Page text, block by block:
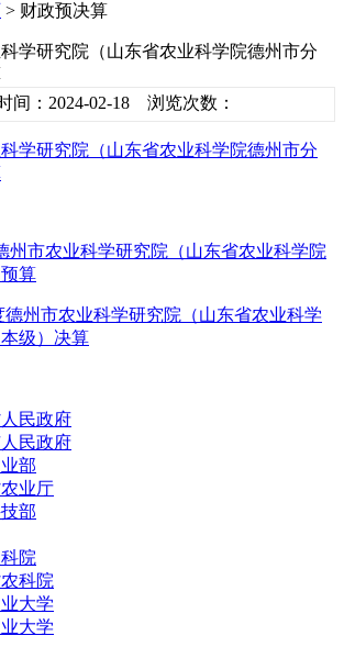
> 财政预决算
学研究院（山东省农业科学院德州市分
间：2024-02-18 浏览次数：
学研究院（山东省农业科学院德州市分
州市农业科学研究院（山东省农业科学院
算
德州市农业科学研究院（山东省农业科学
级）决算
民政府
民政府
部
业厅
部
院
科院
大学
大学